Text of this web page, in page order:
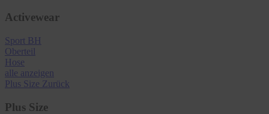
Activewear
Sport BH
Oberteil
Hose
alle anzeigen
Plus Size Zurück
Plus Size